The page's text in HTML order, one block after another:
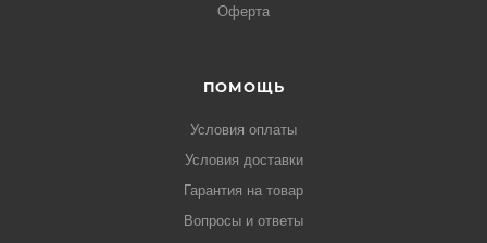
Оферта
ПОМОЩЬ
Условия оплаты
Условия доставки
Гарантия на товар
Вопросы и ответы